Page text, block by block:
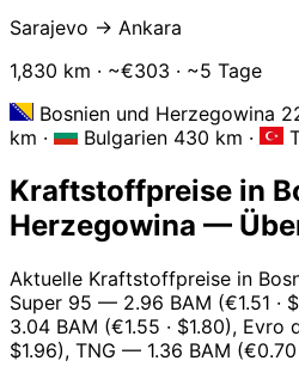
Sarajevo → Ankara
1,830 km · ~€303 · ~5 Tage
Bosnien und Herzegowina
km · Bulgarien 430 km ·
Kraftstoffpreise in
Herzegowina —
Aktuelle Kraftstoffpreise in
Super 95 — 2.96 BAM (€1.51 ·
3.04 BAM (€1.55 · $1.80),
$1.96), TNG — 1.36 BAM